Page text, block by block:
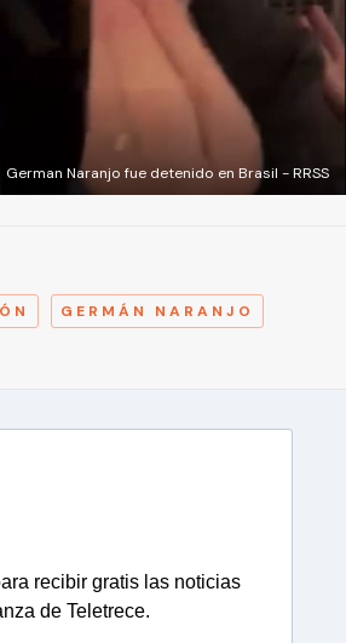
German Naranjo fue detenido en Brasil - RRSS
GERMÁN NARANJO
recibir gratis las noticias
de Teletrece.